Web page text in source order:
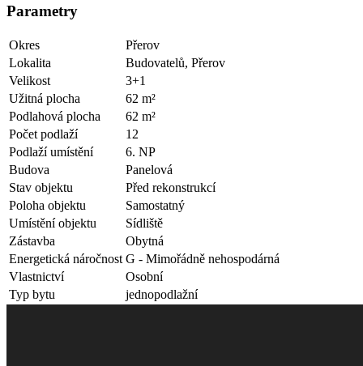
Parametry
Okres
Přerov
Lokalita
Budovatelů, Přerov
Velikost
3+1
Užitná plocha
62 m²
Podlahová plocha
62 m²
Počet podlaží
12
Podlaží umístění
6. NP
Budova
Panelová
Stav objektu
Před rekonstrukcí
Poloha objektu
Samostatný
Umístění objektu
Sídliště
Zástavba
Obytná
Energetická náročnost G - Mimořádně nehospodárná
Vlastnictví
Osobní
Typ bytu
jednopodlažní